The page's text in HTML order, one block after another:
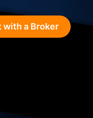
with a Broker